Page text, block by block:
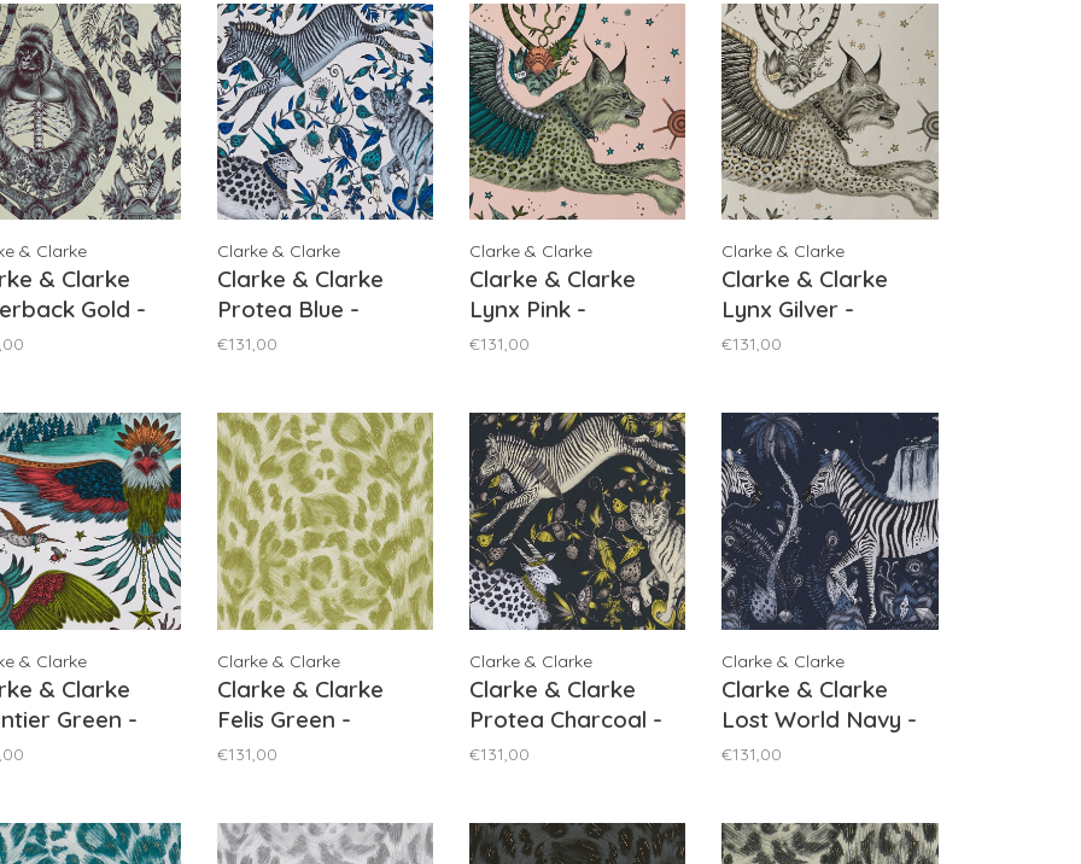
& Clarke
& Clarke
Gold -
02
Clarke & Clarke
Clarke & Clarke
Protea Blue -
W0119/01
€131,00
Clarke & Clarke
Clarke & Clarke
Lynx Pink -
W0118/05
€131,00
Clarke & Clarke
Clarke & Clarke
Lynx Gilver -
W0118/02
€131,00
& Clarke
& Clarke
Green -
03
Clarke & Clarke
Clarke & Clarke
Felis Green -
W0115/05
€131,00
Clarke & Clarke
Clarke & Clarke
Protea Charcoal -
W0119/02
€131,00
Clarke & Clarke
Clarke & Clarke
Lost World Navy -
W0117/03
€131,00